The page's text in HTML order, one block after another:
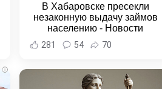
В Хабаровске пресекли
незаконную выдачу займов
населению - Новости
Хабаровска и Хабаровского
края
281 54 70
i